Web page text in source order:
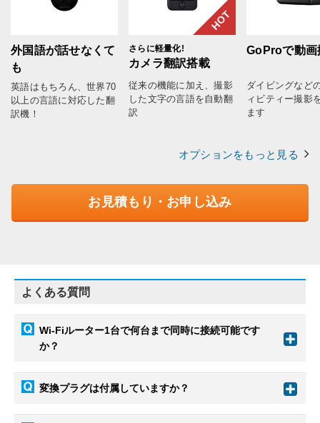
外国語が話せなくて
も
英語はもちろん、世界70
以上の言語に対応した翻
訳機！
HOT
さらに軽量化!
カメラ翻訳搭載
従来の機能に加え、撮影
した文字の言語を自動翻
訳
GoProで動画
ダイビングなど
ィビティー撮影
ます
オプションをもっと見る
お見積もり・お申し込み
よくある質問
Wi-Fiルーター1台で何台まで同時に接続可能です
か？
変換プラグは付属していますか？